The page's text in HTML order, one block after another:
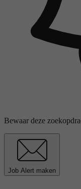
Bewaar deze
Job Alert maken